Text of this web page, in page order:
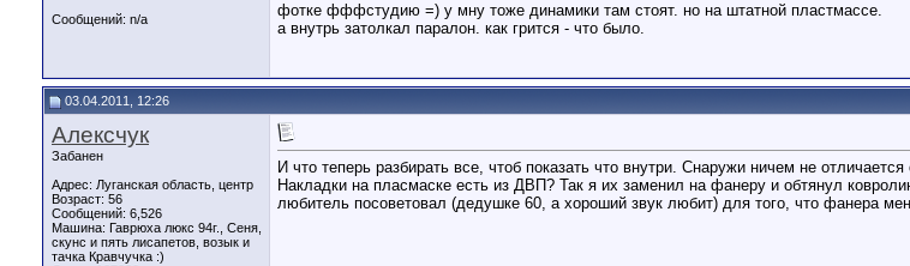
Сообщений: n/a
фотке фффстудию =) у мну тоже динамики там стоят. но на штатной пластмассе.
а внутрь затолкал паралон. как грится - что было.
03.04.2011, 12:26
Алексчук
Забанен
Адрес: Луганская область, центр
Возраст: 56
Сообщений: 6,526
Машина: Гаврюха люкс 94г., Сеня,
скунс и пять лисапетов, возык и
тачка Кравчучка :)
И что теперь разбирать все, чтоб показать что внутри. Снаружи ничем не отличается
Накладки на пласмаске есть из ДВП? Так я их заменил на фанеру и обтянул
любитель посоветовал (дедушке 60, а хороший звук любит) для того, что фанера